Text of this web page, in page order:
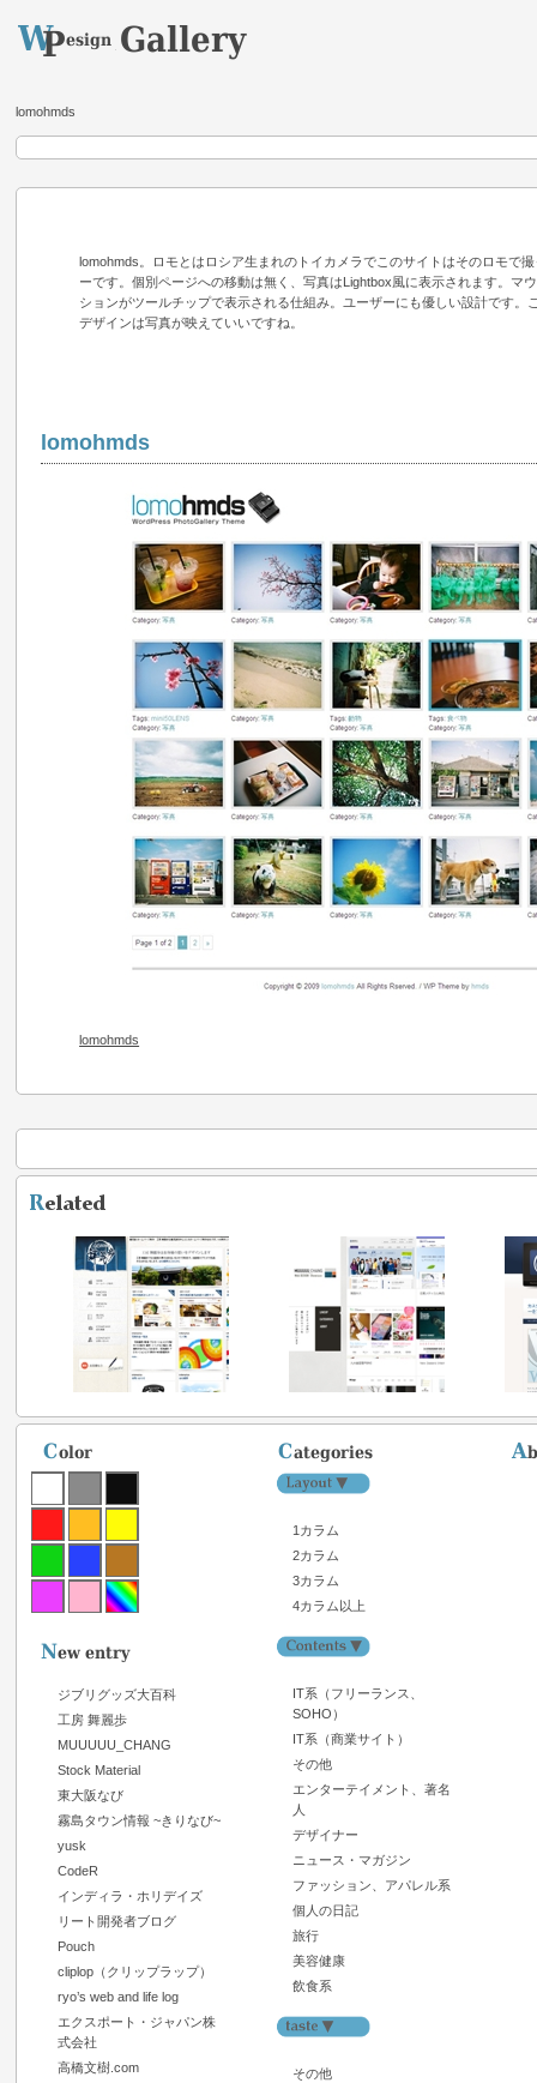
lomohmds
lomohmds。ロモとはロシア生まれのトイカメラでこのサイトはそのロモで
ーです。個別ページへの移動は無く、写真はLightbox風に表示されます。マ
ションがツールチップで表示される仕組み。ユーザーにも優しい設計です。
デザインは写真が映えていいですね。
lomohmds
lomohmds
ジブリグッズ大百科
工房 舞麗歩
MUUUUU_CHANG
Stock Material
東大阪なび
霧島タウン情報 ~きりなび~
yusk
CodeR
インディラ・ホリデイズ
リート開発者ブログ
Pouch
cliplop（クリップラップ）
ryo’s web and life log
エクスポート・ジャパン株
式会社
高橋文樹.com
1カラム
2カラム
3カラム
4カラム以上
IT系（フリーランス、
SOHO）
IT系（商業サイト）
その他
エンターテイメント、著名
人
デザイナー
ニュース・マガジン
ファッション、アパレル系
個人の日記
旅行
美容健康
飲食系
その他